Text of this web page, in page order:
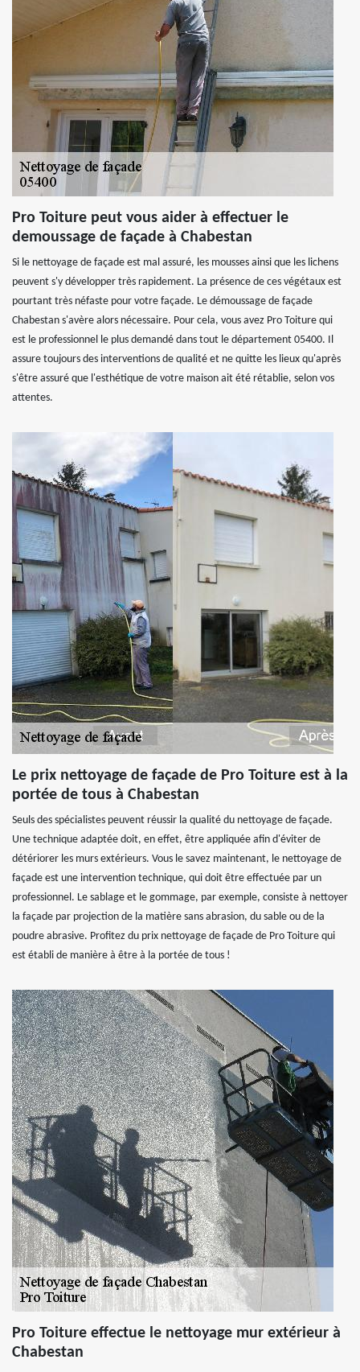
Pro Toiture peut vous aider à effectuer le
demoussage de façade à Chabestan
Si le nettoyage de façade est mal assuré, les mousses ainsi que les lichens
peuvent s'y développer très rapidement. La présence de ces végétaux est
pourtant très néfaste pour votre façade. Le démoussage de façade
Chabestan s'avère alors nécessaire. Pour cela, vous avez Pro Toiture qui
est le professionnel le plus demandé dans tout le département 05400. Il
assure toujours des interventions de qualité et ne quitte les lieux qu'après
s'être assuré que l'esthétique de votre maison ait été rétablie, selon vos
attentes.
Le prix nettoyage de façade de Pro Toiture est à la
portée de tous à Chabestan
Seuls des spécialistes peuvent réussir la qualité du nettoyage de façade.
Une technique adaptée doit, en effet, être appliquée afin d'éviter de
détériorer les murs extérieurs. Vous le savez maintenant, le nettoyage de
façade est une intervention technique, qui doit être effectuée par un
professionnel. Le sablage et le gommage, par exemple, consiste à nettoyer
la façade par projection de la matière sans abrasion, du sable ou de la
poudre abrasive. Profitez du prix nettoyage de façade de Pro Toiture qui
est établi de manière à être à la portée de tous !
Pro Toiture effectue le nettoyage mur extérieur à
Chabestan